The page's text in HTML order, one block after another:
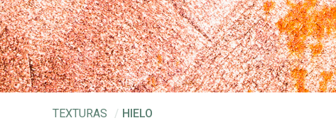
TEXTURAS / HIELO